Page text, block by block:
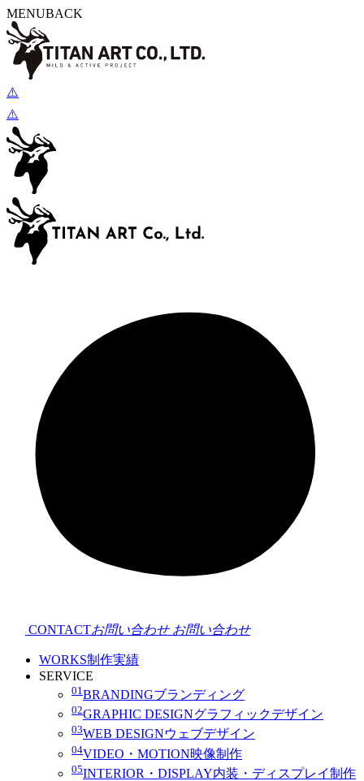
MENUBACK
CONTACTお問い合わせ お問い合わせ
WORKS制作実績
SERVICE
01 BRANDINGブランディング
02GRAPHIC DESIGNグラフィックデザイン
03WEB DESIGNウェブデザイン
04VIDEO・MOTION映像制作
05INTERIOR・DISPLAY内装・ディスプレイ制作